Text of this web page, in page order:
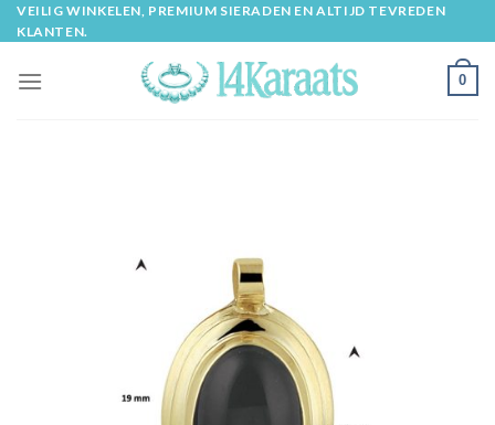
Skip
to
VEILIG WINKELEN, PREMIUM SIERADEN EN ALTIJD TEVREDEN
KLANTEN.
0